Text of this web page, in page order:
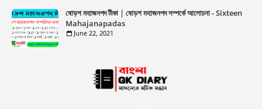
ষোড়শ মহাজনপদ টীকা | ষোড়শ মহাজনপদ সম্পর্কে আলোচনা - Sixteen
Mahajanapadas
June 22, 2021